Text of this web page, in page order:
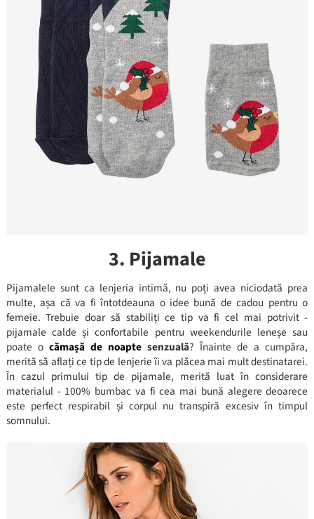
3. Pijamale
Pijamalele sunt ca lenjeria intimă, nu poți avea niciodată prea
multe, așa că va fi întotdeauna o idee bună de cadou pentru o
femeie. Trebuie doar să stabiliți ce tip va fi cel mai potrivit -
pijamale calde și confortabile pentru weekendurile leneșe sau
poate o cămașă de noapte senzuală? Înainte de a cumpăra,
merită să aflați ce tip de lenjerie îi va plăcea mai mult destinatarei.
În cazul primului tip de pijamale, merită luat în considerare
materialul - 100% bumbac va fi cea mai bună alegere deoarece
este perfect respirabil și corpul nu transpiră excesiv în timpul
somnului.